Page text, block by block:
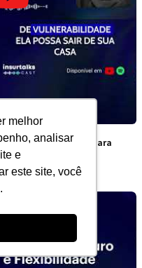
melhor
analisar
e
este site, você
A cobertura inédita para
vítimas de violência
doméstica